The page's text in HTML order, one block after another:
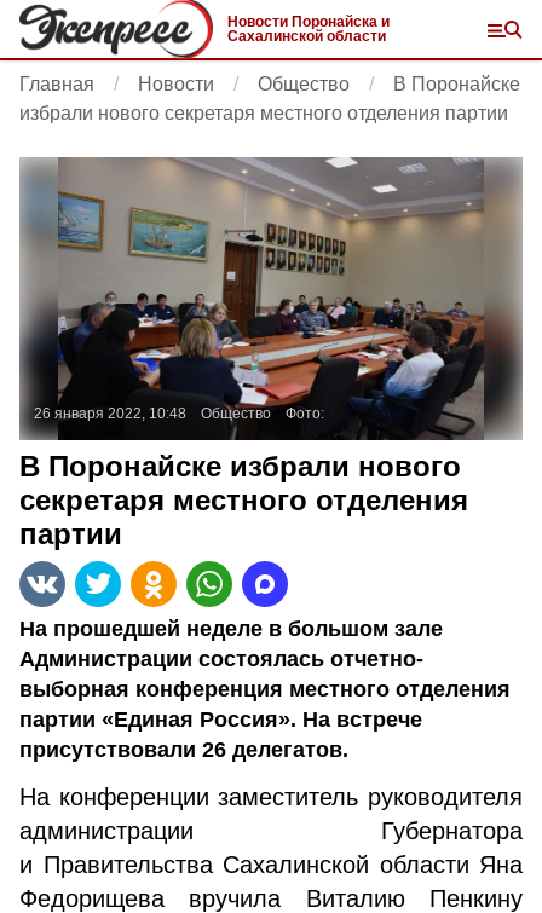
Новости Поронайска и
Сахалинской области
Главная Новости Общество
В Поронайске
избрали нового секретаря местного отделения партии
26 января 2022, 10:48 Общество Фото:
В Поронайске избрали нового
секретаря местного отделения
партии
На прошедшей неделе в большом зале
Администрации состоялась отчетно-
выборная конференция местного отделения
партии «Единая Россия». На встрече
присутствовали 26 делегатов.
На конференции заместитель руководителя
администрации Губернатора
и Правительства Сахалинской области Яна
Федорищева вручила Виталию Пенкину